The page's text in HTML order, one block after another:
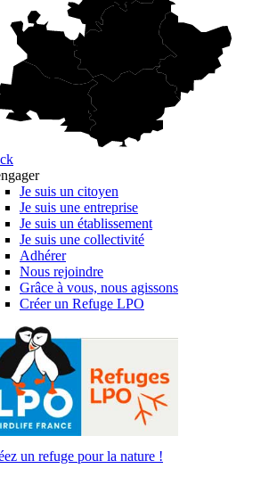
Je suis un citoyen
Je suis une entreprise
Je suis un établissement
Je suis une collectivité
Adhérer
Nous rejoindre
Grâce à vous, nous agissons
Créer un Refuge LPO
un refuge pour la nature !